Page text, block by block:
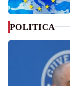
POLITICA